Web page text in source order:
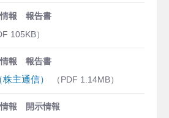
報 報告書
105KB
報 報告書
主通信） 1.14MB
報 開示情報